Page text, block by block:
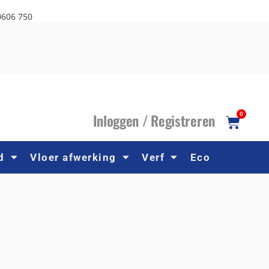
750
Inloggen /Registreren 0
Vloer afwerking Verf Eco